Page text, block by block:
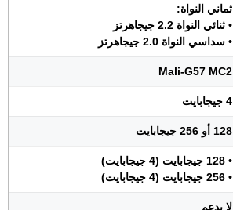
ثماني النواة:
• ثنائي النواة 2.2 جيجاهرتز
• سداسي النواة 2.0 جيجاهرتز
Mali-G57 MC2
4 جيجابايت
128 أو 256 جيجابايت
• 128 جيجابايت (4 جيجابايت)
• 256 جيجابايت (4 جيجابايت)
لا يدعم